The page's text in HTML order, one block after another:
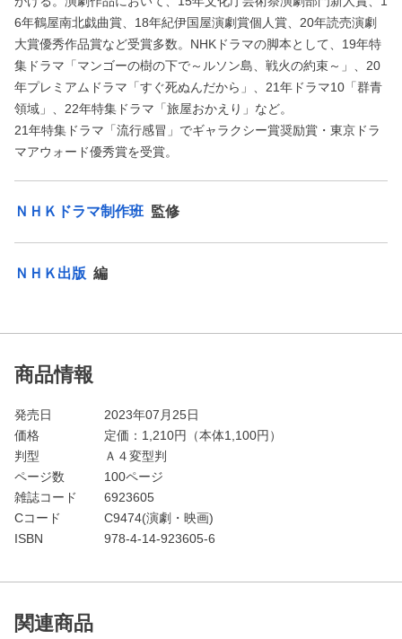
6年鶴屋南北戯曲賞、18年紀伊国屋演劇賞個人賞、20年読売演劇
大賞優秀作品賞など受賞多数。NHKドラマの脚本として、19年特
集ドラマ「マンゴーの樹の下で～ルソン島、戦火の約束～」、20
年プレミアムドラマ「すぐ死ぬんだから」、21年ドラマ10「群青
領域」、22年特集ドラマ「旅屋おかえり」など。
21年特集ドラマ「流行感冒」でギャラクシー賞奨励賞・東京ドラ
マアウォード優秀賞を受賞。
ＮＨＫドラマ制作班 監修
ＮＨＫ出版 編
商品情報
発売日
2023年07月25日
価格
定価： 1,210円（本体1,100円）
判型
Ａ４変型判
ページ数
100ページ
雑誌コード
6923605
Cコード
C9474(演劇・映画)
ISBN
978-4-14-923605-6
関連商品